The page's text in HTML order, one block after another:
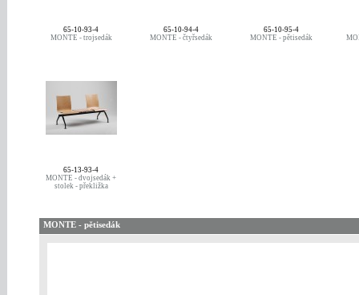
65-10-93-4
MONTE - trojsedák
65-10-94-4
MONTE - čtyřsedák
65-10-95-4
MONTE - pětisedák
65-13-93-4
MONTE - dvojsedák +
stolek - překližka
MONTE - pětisedák